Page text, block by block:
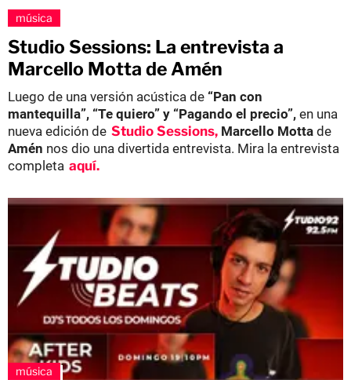
música
Studio Sessions: La entrevista a
Marcello Motta de Amén
Luego de una versión acústica de “Pan con
mantequilla”, “Te quiero” y “Pagando el precio”, en una
nueva edición de Studio Sessions, Marcello Motta de
Amén nos dio una divertida entrevista. Mira la entrevista
completa aquí.
música